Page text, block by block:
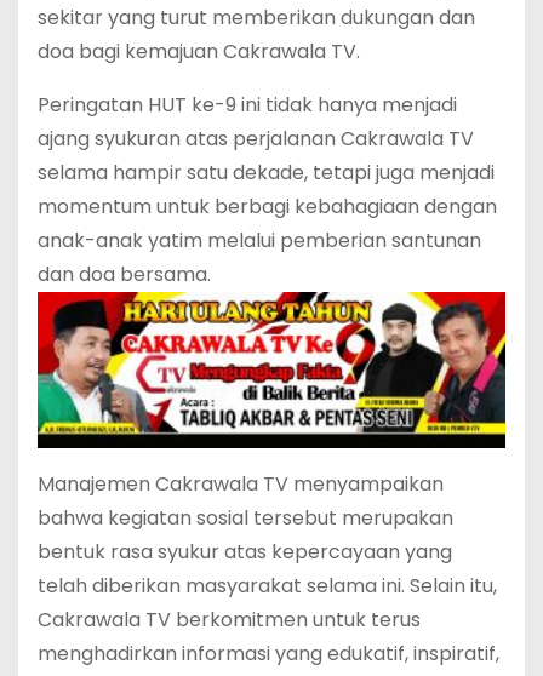
sekitar yang turut memberikan dukungan dan
doa bagi kemajuan Cakrawala TV.
Peringatan HUT ke-9 ini tidak hanya menjadi
ajang syukuran atas perjalanan Cakrawala TV
selama hampir satu dekade, tetapi juga menjadi
momentum untuk berbagi kebahagiaan dengan
anak-anak yatim melalui pemberian santunan
dan doa bersama.
Manajemen Cakrawala TV menyampaikan
bahwa kegiatan sosial tersebut merupakan
bentuk rasa syukur atas kepercayaan yang
telah diberikan masyarakat selama ini. Selain itu,
Cakrawala TV berkomitmen untuk terus
menghadirkan informasi yang edukatif, inspiratif,